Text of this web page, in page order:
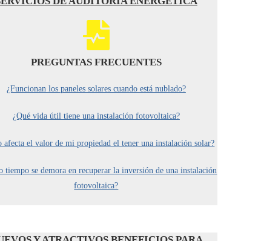
PREGUNTAS FRECUENTES
¿Funcionan los paneles solares cuando está nublado?
¿Qué vida útil tiene una instalación fotovoltaica?
afecta el valor de mi propiedad el tener una instalación solar?
tiempo se demora en recuperar la inversión de una instalación
fotovoltaica?